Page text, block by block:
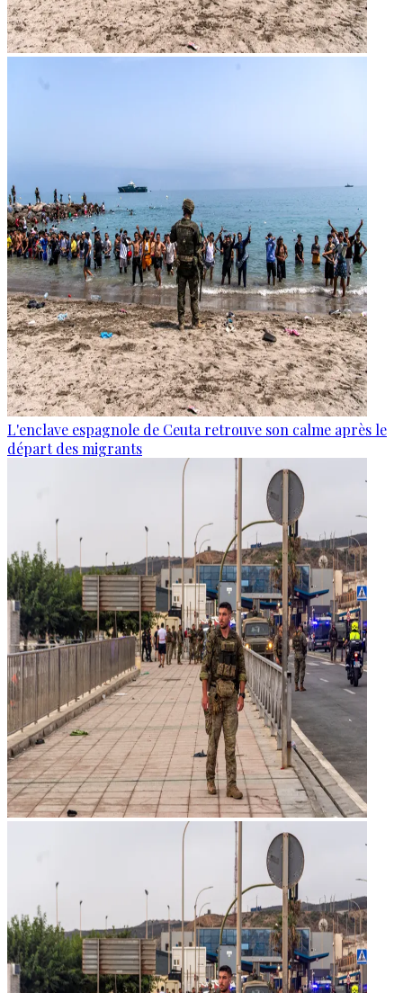
L'enclave espagnole de Ceuta retrouve son calme après le
départ des migrants